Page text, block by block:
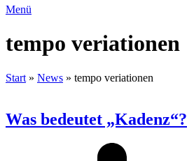
Menü
tempo veriationen
Start » News » tempo veriationen
Was bedeutet „Kadenz“?